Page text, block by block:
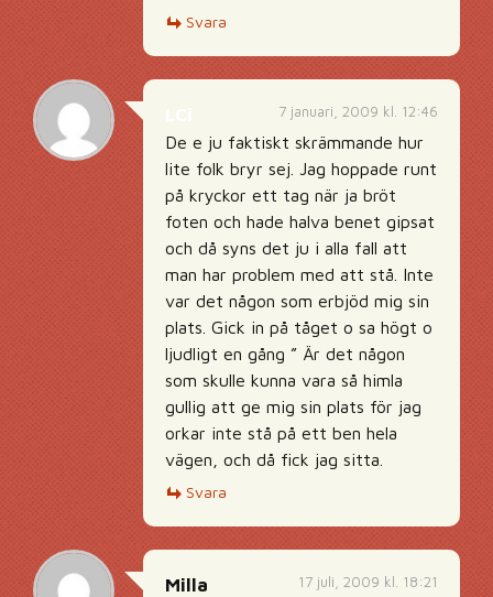
Svara
7 januari, 2009 kl. 12:46
De e ju faktiskt skrämmande hur
lite folk bryr sej. Jag hoppade runt
på kryckor ett tag när ja bröt
foten och hade halva benet gipsat
och då syns det ju i alla fall att
man har problem med att stå. Inte
var det någon som erbjöd mig sin
plats. Gick in på tåget o sa högt o
ljudligt en gång ” Är det någon
som skulle kunna vara så himla
gullig att ge mig sin plats för jag
orkar inte stå på ett ben hela
vägen, och då fick jag sitta.
Svara
17 juli, 2009 kl. 18:21
Milla